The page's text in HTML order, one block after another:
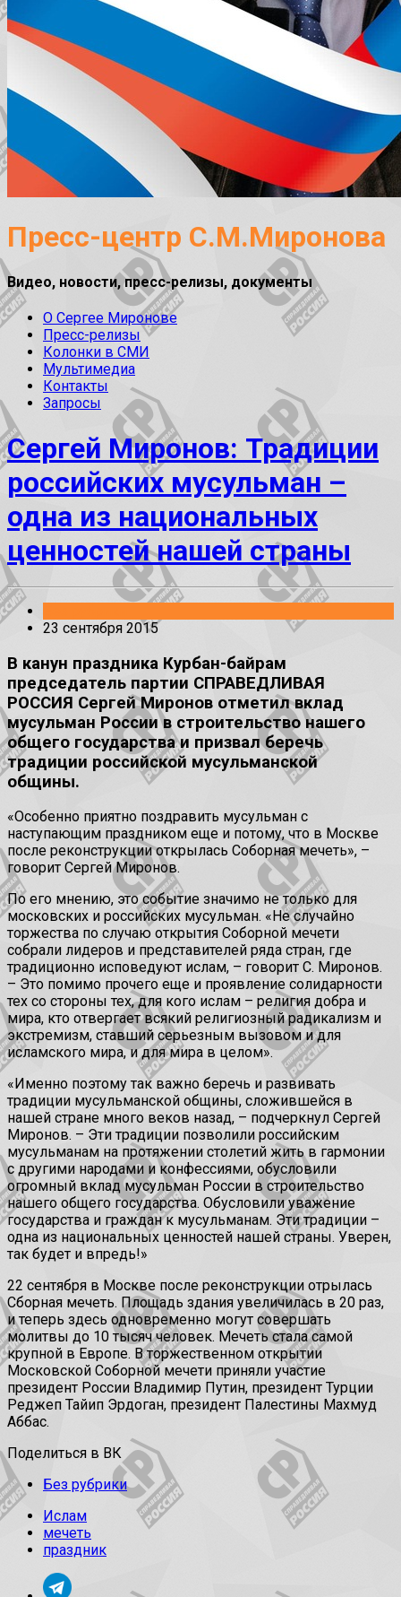
Пресс-центр С.М.Миронова
Видео, новости, пресс-релизы, документы
О Сергее Миронове
Пресс-релизы
Колонки в СМИ
Мультимедиа
Контакты
Запросы
Сергей Миронов: Традиции
российских мусульман –
одна из национальных
ценностей нашей страны
23 сентября 2015
В канун праздника Курбан-байрам
председатель партии СПРАВЕДЛИВАЯ
РОССИЯ Сергей Миронов отметил вклад
мусульман России в строительство нашего
общего государства и призвал беречь
традиции российской мусульманской
общины.
«Особенно приятно поздравить мусульман с
наступающим праздником еще и потому, что в Москве
после реконструкции открылась Соборная мечеть», –
говорит Сергей Миронов.
По его мнению, это событие значимо не только для
московских и российских мусульман. «Не случайно
торжества по случаю открытия Соборной мечети
собрали лидеров и представителей ряда стран, где
традиционно исповедуют ислам, – говорит С. Миронов.
– Это помимо прочего еще и проявление солидарности
тех со стороны тех, для кого ислам – религия добра и
мира, кто отвергает всякий религиозный радикализм и
экстремизм, ставший серьезным вызовом и для
исламского мира, и для мира в целом».
«Именно поэтому так важно беречь и развивать
традиции мусульманской общины, сложившейся в
нашей стране много веков назад, – подчеркнул Сергей
Миронов. – Эти традиции позволили российским
мусульманам на протяжении столетий жить в гармонии
с другими народами и конфессиями, обусловили
огромный вклад мусульман России в строительство
нашего общего государства. Обусловили уважение
государства и граждан к мусульманам. Эти традиции –
одна из национальных ценностей нашей страны. Уверен,
так будет и впредь!»
22 сентября в Москве после реконструкции отрылась
Сборная мечеть. Площадь здания увеличилась в 20 раз,
и теперь здесь одновременно могут совершать
молитвы до 10 тысяч человек. Мечеть стала самой
крупной в Европе. В торжественном открытии
Московской Соборной мечети приняли участие
президент России Владимир Путин, президент Турции
Реджеп Тайип Эрдоган, президент Палестины Махмуд
Аббас.
Поделиться в ВК
Без рубрики
Ислам
мечеть
праздник